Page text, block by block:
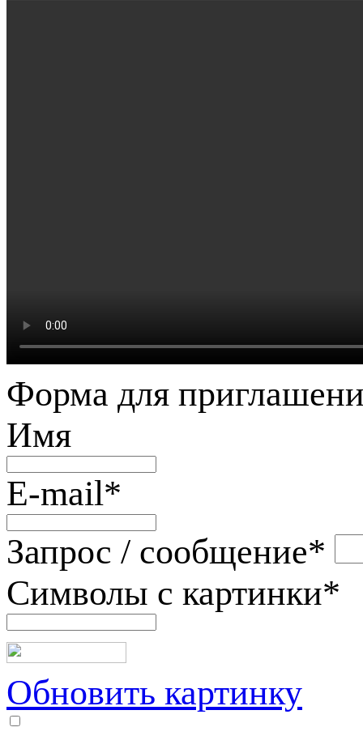
Форма для
Имя
E-mail*
Запрос / сообщение*
Символы с картинки*
Обновить картинку